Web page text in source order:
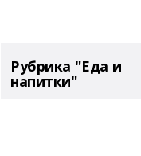
Рубрика "Еда и
напитки"